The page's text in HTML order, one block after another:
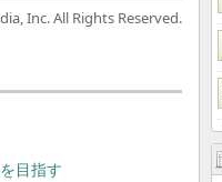
Inc. All Rights Reserved.
目指す